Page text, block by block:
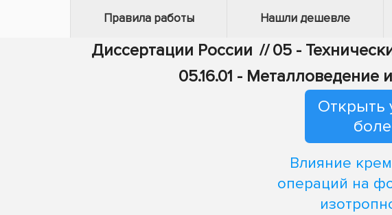
Правила работы Нашли дешевле
Диссертации России // 05 -
05.16.01 - Металловедение
Открыть
Влияние
операций на